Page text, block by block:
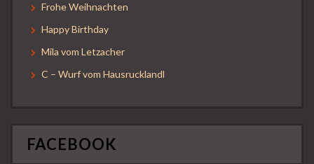
Frohe Weihnachten
Happy Birthday
Mila vom Letzacher
C – Wurf vom Hausrucklandl
FACEBOOK